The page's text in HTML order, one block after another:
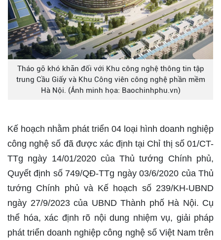
Tháo gỡ khó khăn đối với Khu công nghệ thông tin tập
trung Cầu Giấy và Khu Công viên công nghệ phần mềm
Hà Nội. (Ảnh minh họa: Baochinhphu.vn)
Kế hoạch nhằm phát triển 04 loại hình doanh nghiệp
công nghệ số đã được xác định tại Chỉ thị số 01/CT-
TTg ngày 14/01/2020 của Thủ tướng Chính phủ,
Quyết định số 749/QĐ-TTg ngày 03/6/2020 của Thủ
tướng Chính phủ và Kế hoạch số 239/KH-UBND
ngày 27/9/2023 của UBND Thành phố Hà Nội. Cụ
thể hóa, xác định rõ nội dung nhiệm vụ, giải pháp
phát triển doanh nghiệp công nghệ số Việt Nam trên